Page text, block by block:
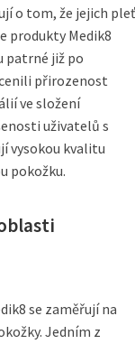
o tom, že jejich pleť
produkty Medik8
patrné již po
přirozenost
ve složení
uživatelů s
vysokou kvalitu
pokožku.
se zaměřují na
Jedním z